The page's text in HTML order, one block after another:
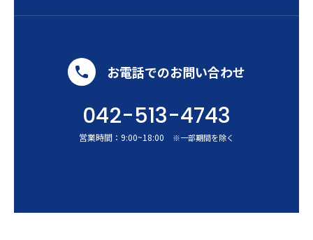
お電話でのお問い合わせ
042-513-4743
営業時間： 9:00~18:00 ※一部期間を除く